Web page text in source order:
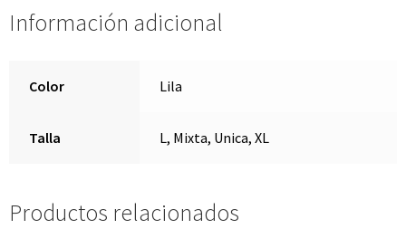
Información adicional
Color Lila
Talla L, Mixta, Unica, XL
Productos relacionados